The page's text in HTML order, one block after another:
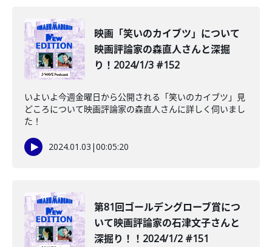
映画「笑いのカイブツ」について
映画評論家の森直人さんと深掘
り！2024/1/3 #152
いよいよ今週金曜日から公開される「笑いのカイブツ」見
どころについて映画評論家の森直人さんに詳しく伺いまし
た！
2024.01.03 |00:05:20
第81回ゴールデングローブ賞につ
いて映画評論家の石津文子さんと
深掘り！！2024/1/2 #151